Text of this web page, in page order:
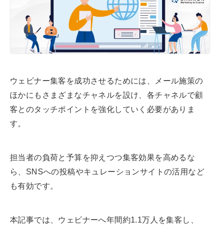
a
a
d
l
ウェビナー集客を成功させるためには、メール施策の
ほかにもさまざまなチャネルを設け、各チャネルで顧
客とのタッチポイントを強化していく必要がありま
す。
担当者の負荷と予算を抑えつつ集客効果を高めるな
ら、SNSへの投稿やキュレーションサイトの活用など
も有効です。
本記事では、ウェビナーへ年間約1.1万人を集客し、